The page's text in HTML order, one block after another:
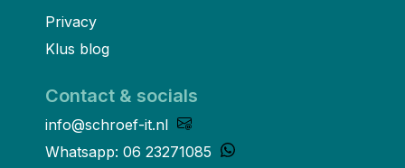
Privacy
Klus blog
Contact & socials
info@schroef-it.nl
Whatsapp: 06 23271085